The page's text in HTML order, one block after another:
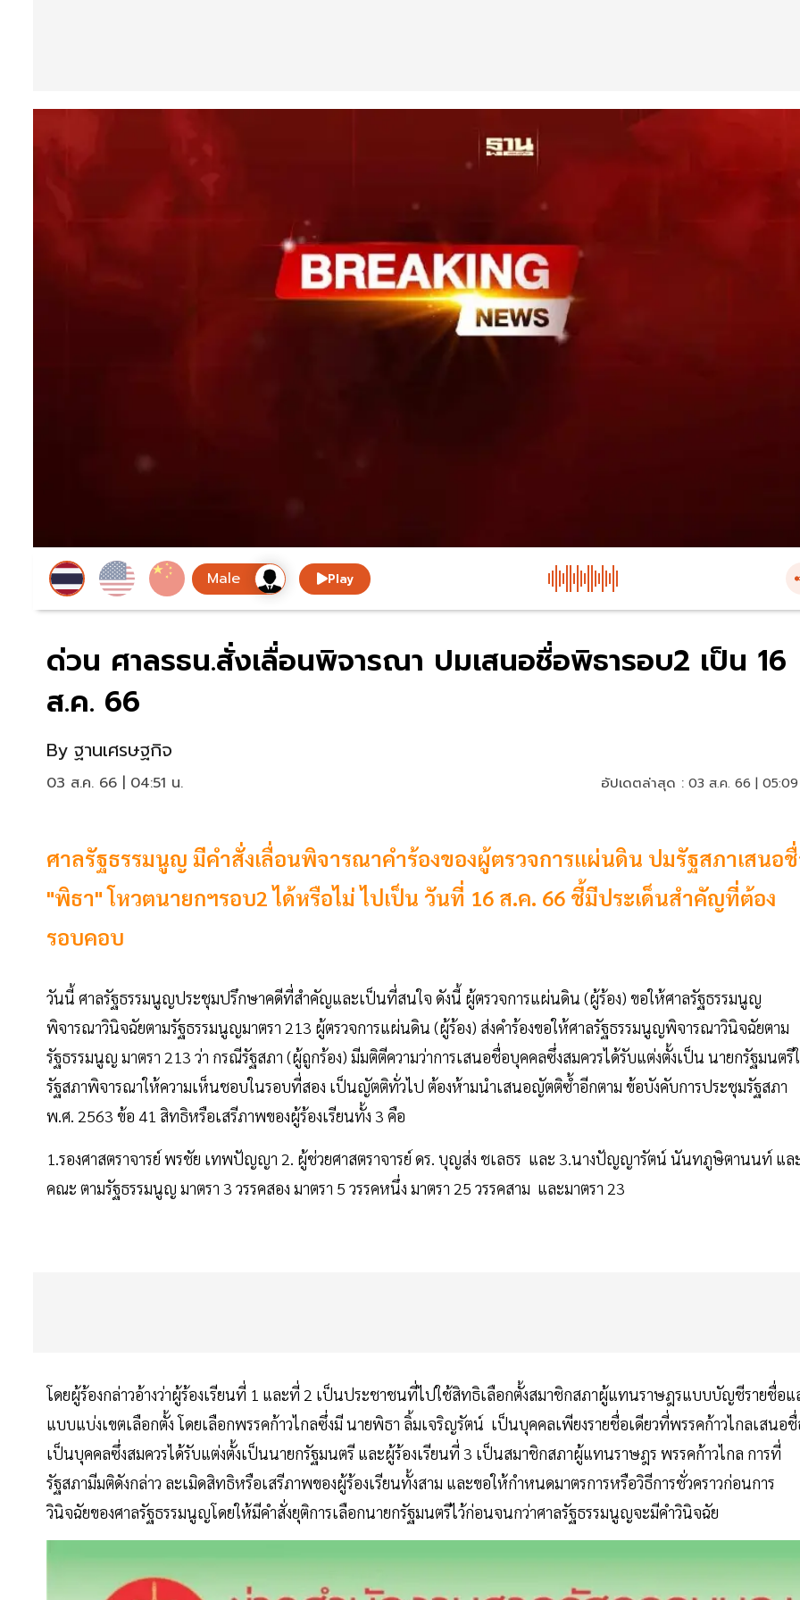
Play
ด่วน ศาลรธน.สั่งเลื่อนพิจารณา ปมเสนอชื่อพิธารอบ2 เป็น 16
ส.ค. 66
By ฐานเศรษฐกิจ
03 ส.ค. 66 | 04:51 น. อัปเดตล่าสุด : 03 ส.ค. 66 |
ศาลรัฐธรรมนูญ มีคำสั่งเลื่อนพิจารณาคำร้องของผู้ตรวจการแผ่นดิน ปมรัฐสภาเสนอ
"พิธา" โหวตนายกฯรอบ2 ได้หรือไม่ ไปเป็น วันที่ 16 ส.ค. 66 ชี้มีประเด็นสำคัญที่ต้อง
รอบคอบ
วันนี้ ศาลรัฐธรรมนูญประชุมปรึกษาคดีที่สำคัญและเป็นที่สนใจ ดังนี้ ผู้ตรวจการแผ่นดิน (ผู้ร้อง) ขอให้ศาลรัฐธรรมนูญ
พิจารณาวินิจฉัยตามรัฐธรรมนูญมาตรา 213 ผู้ตรวจการแผ่นดิน (ผู้ร้อง) ส่งคำร้องขอให้ศาลรัฐธรรมนูญพิจารณาวินิจฉัยตาม
รัฐธรรมนูญ มาตรา 213 ว่า กรณีรัฐสภา (ผู้ถูกร้อง) มีมติตีความว่าการเสนอชื่อบุคคลซึ่งสมควรได้รับแต่งตั้งเป็น นายกรัฐมนตรี
รัฐสภาพิจารณาให้ความเห็นชอบในรอบที่สอง เป็นญัตติทั่วไป ต้องห้ามนำเสนอญัตติซ้ำอีกตาม ข้อบังคับการประชุมรัฐสภา
พ.ศ. 2563 ข้อ 41 สิทธิหรือเสรีภาพของผู้ร้องเรียนทั้ง 3 คือ
1.รองศาสตราจารย์ พรชัย เทพปัญญา 2. ผู้ช่วยศาสตราจารย์ ดร. บุญส่ง ชเลธร และ 3.นางปัญญารัตน์ นันทภูษิตานนท์ แล
คณะ ตามรัฐธรรมนูญ มาตรา 3 วรรคสอง มาตรา 5 วรรคหนึ่ง มาตรา 25 วรรคสาม และมาตรา 23
โดยผู้ร้องกล่าวอ้างว่าผู้ร้องเรียนที่ 1 และที่ 2 เป็นประชาชนที่ไปใช้สิทธิเลือกตั้งสมาชิกสภาผู้แทนราษฎรแบบบัญชีรายชื่อแ
แบบแบ่งเขตเลือกตั้ง โดยเลือกพรรคก้าวไกลซึ่งมี นายพิธา ลิ้มเจริญรัตน์ เป็นบุคคลเพียงรายชื่อเดียวที่พรรคก้าวไกลเสนอ
เป็นบุคคลซึ่งสมควรได้รับแต่งตั้งเป็นนายกรัฐมนตรี และผู้ร้องเรียนที่ 3 เป็นสมาชิกสภาผู้แทนราษฎร พรรคก้าวไกล การที่
รัฐสภามีมติดังกล่าว ละเมิดสิทธิหรือเสรีภาพของผู้ร้องเรียนทั้งสาม และขอให้กำหนดมาตรการหรือวิธีการชั่วคราวก่อนการ
วินิจฉัยของศาลรัฐธรรมนูญโดยให้มีคำสั่งยุติการเลือกนายกรัฐมนตรีไว้ก่อนจนกว่าศาลรัฐธรรมนูญจะมีคำวินิจฉัย